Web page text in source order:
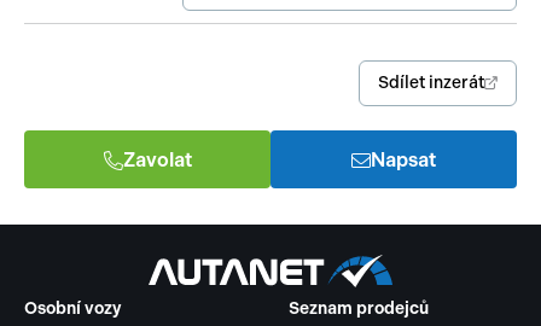
Sdílet inzerát
Zavolat Napsat
Osobní vozy
Seznam prodejců